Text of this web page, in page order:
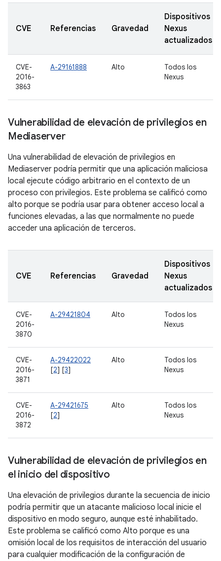
CVE Referencias Gravedad
Dispositivos
Nexus
actualizados
CVE-
2016-
3863
A-29161888 Alto
Todos los
Nexus
Vulnerabilidad de elevación de privilegios en
Mediaserver
Una vulnerabilidad de elevación de privilegios en
Mediaserver podría permitir que una aplicación maliciosa
local ejecute código arbitrario en el contexto de un
proceso con privilegios. Este problema se calificó como
alto porque se podría usar para obtener acceso local a
funciones elevadas, a las que normalmente no puede
acceder una aplicación de terceros.
CVE Referencias Gravedad
Dispositivos
Nexus
actualizados
CVE-
2016-
3870
A-29421804 Alto
Todos los
Nexus
CVE-
2016-
3871
A-29422022
[2] [3]
Alto
Todos los
Nexus
CVE-
2016-
3872
A-29421675
[2]
Alto
Todos los
Nexus
Vulnerabilidad de elevación de privilegios en
el inicio del dispositivo
Una elevación de privilegios durante la secuencia de inicio
podría permitir que un atacante malicioso local inicie el
dispositivo en modo seguro, aunque esté inhabilitado.
Este problema se calificó como Alto porque es una
omisión local de los requisitos de interacción del usuario
para cualquier modificación de la configuración de